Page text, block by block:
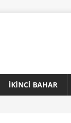
İKİNCİ BAHAR